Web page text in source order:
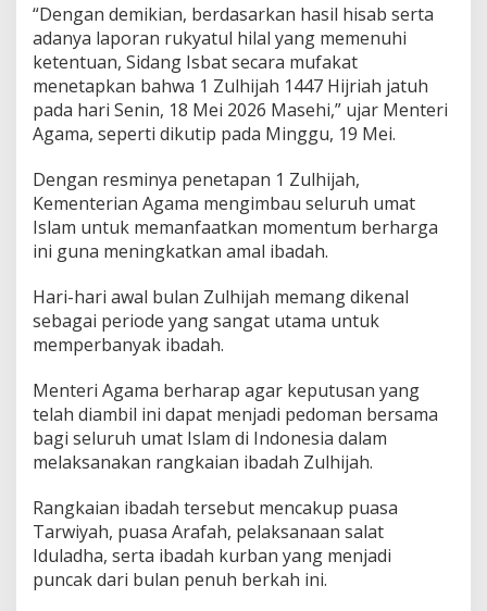
“Dengan demikian, berdasarkan hasil hisab serta
adanya laporan rukyatul hilal yang memenuhi
ketentuan, Sidang Isbat secara mufakat
menetapkan bahwa 1 Zulhijah 1447 Hijriah jatuh
pada hari Senin, 18 Mei 2026 Masehi,” ujar Menteri
Agama, seperti dikutip pada Minggu, 19 Mei.
Dengan resminya penetapan 1 Zulhijah,
Kementerian Agama mengimbau seluruh umat
Islam untuk memanfaatkan momentum berharga
ini guna meningkatkan amal ibadah.
Hari-hari awal bulan Zulhijah memang dikenal
sebagai periode yang sangat utama untuk
memperbanyak ibadah.
Menteri Agama berharap agar keputusan yang
telah diambil ini dapat menjadi pedoman bersama
bagi seluruh umat Islam di Indonesia dalam
melaksanakan rangkaian ibadah Zulhijah.
Rangkaian ibadah tersebut mencakup puasa
Tarwiyah, puasa Arafah, pelaksanaan salat
Iduladha, serta ibadah kurban yang menjadi
puncak dari bulan penuh berkah ini.